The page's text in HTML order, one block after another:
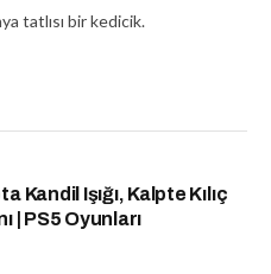
tatlısı bir kedicik.
Kandil Işığı, Kalpte Kılıç
| PS5 Oyunları